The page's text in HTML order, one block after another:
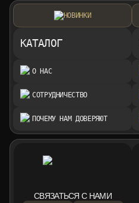
НОВИНКИ
КАТАЛОГ
О НАС
СОТРУДНИЧЕСТВО
ПОЧЕМУ НАМ ДОВЕРЯЮТ
СВЯЗАТЬСЯ С НАМИ